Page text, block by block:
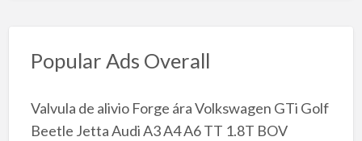
Popular Ads Overall
Valvula de alivio Forge ára Volkswagen GTi Golf
Beetle Jetta Audi A3 A4 A6 TT 1.8T BOV